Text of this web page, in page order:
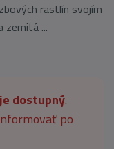
rastlín svojím
zemitá ...
dostupný.
po